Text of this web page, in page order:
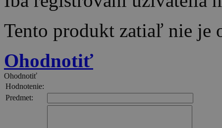
Tento produkt zatiaľ nie je
Ohodnotiť
Ohodnotiť
Hodnotenie:
Predmet: